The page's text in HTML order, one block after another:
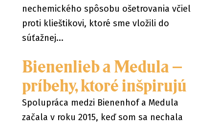
nechemického spôsobu ošetrovania včiel
proti klieštikovi, ktoré sme vložili do
súťažnej...
Bienenlieb a Medula –
príbehy, ktoré inšpirujú
Spolupráca medzi Bienenhof a Medula
začala v roku 2015, keď som sa nechala